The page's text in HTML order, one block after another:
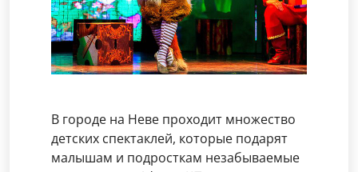
В городе на Неве проходит множество
детских спектаклей, которые подарят
малышам и подросткам незабываемые